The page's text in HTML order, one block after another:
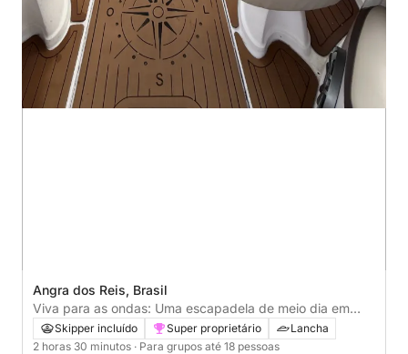
Angra dos Reis, Brasil
Viva para as ondas: Uma escapadela de meio dia em
Angra dos Reis a bordo de uma lancha.
Skipper incluído Super proprietário
Lancha
2 horas 30 minutos · Para grupos até 18 pessoas